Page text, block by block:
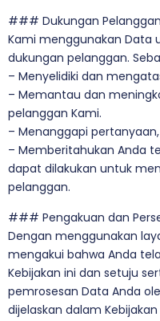
### Dukungan Pelanggan
Kami menggunakan Data
dukungan pelanggan.
– Menyelidiki dan
– Memantau dan
pelanggan Kami.
– Menanggapi
– Memberitahukan Anda
dapat dilakukan untuk
pelanggan.
### Pengakuan dan
Dengan menggunakan
mengakui bahwa Anda
Kebijakan ini dan setuju
pemrosesan Data Anda
dijelaskan dalam Kebijakan